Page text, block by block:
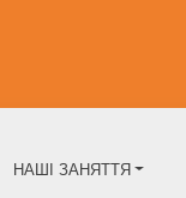
НАШІ ЗАНЯТТЯ